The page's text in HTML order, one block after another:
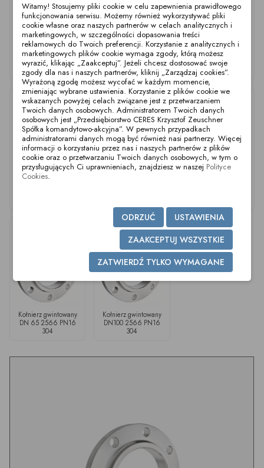
Kołnierz gwintowany
DN 15 2566 PN16
304
Kołnierz gwintowany
DN 10 2566 PN16
304
Kołnierz gwintowany
DN 25 2566 PN40
304
Kołnierz gwintowany
DN 65 2566 PN16
304
Kołnierz gwintowany
DN100 2566 PN16
304
Witamy! Stosujemy pliki cookie w celu zapewnienia prawidłowego
funkcjonowania serwisu. Możemy również wykorzystywać pliki
cookie własne oraz naszych partnerów w celach analitycznych i
marketingowych, w szczególności dopasowania treści
reklamowych do Twoich preferencji. Korzystanie z analitycznych i
marketingowych plików cookie wymaga zgody, którą możesz
wyrazić, klikając „Zaakceptuj”. Jeżeli chcesz dostosować swoje
zgody dla nas i naszych partnerów, kliknij „Zarządzaj cookies”.
Wyrażoną zgodę możesz wycofać w każdym momencie,
zmieniając wybrane ustawienia. Korzystanie z plików cookie we
wskazanych powyżej celach związane jest z przetwarzaniem
Twoich danych osobowych. Administratorem Twoich danych
osobowych jest „Przedsiębiorstwo CERES Krzysztof Zeuschner
Spółka komandytowo-akcyjna”. W pewnych przypadkach
administratorami danych mogą być również nasi partnerzy. Więcej
informacji o korzystaniu przez nas i naszych partnerów z plików
cookie oraz o przetwarzaniu Twoich danych osobowych, w tym o
przysługujących Ci uprawnieniach, znajdziesz w naszej Polityce
Cookies.
USTAWIENIA
ODRZUĆ
ZAAKCEPTUJ WSZYSTKIE
ZATWIERDŹ TYLKO WYMAGANE